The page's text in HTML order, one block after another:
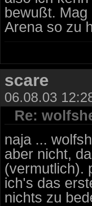
bewußt.
Arena so zu
scare
06.08.03
Re:
naja ...
aber nicht,
(vermutlich).
ich's das
nichts zu